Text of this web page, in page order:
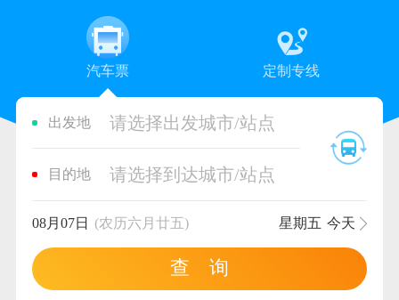
汽车票 定制专线
出发地 请选择出发城市/站点
目的地 请选择到达城市/站点
08月07日 (农历六月廿五) 星期五 今天
查 询